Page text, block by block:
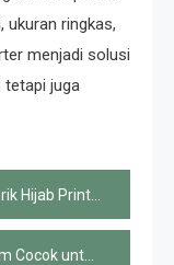
ukuran ringkas,
menjadi solusi
tetapi juga
yang Harus Diketahui
Pengusaha Hijab